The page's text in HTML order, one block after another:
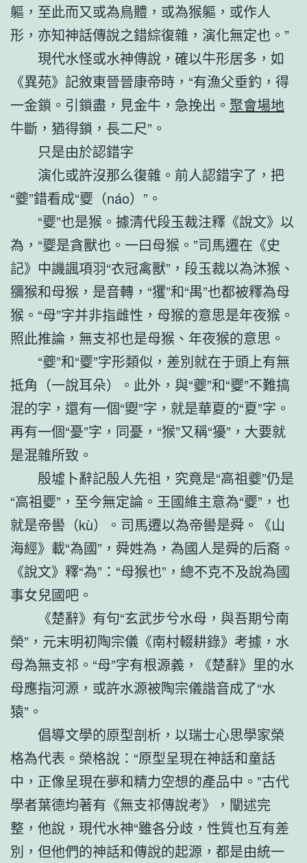
軀，至此而又或為鳥體，或為猴軀，或作人
形，亦知神話傳說之錯綜復雜，演化無定也。”
現代水怪或水神傳說，確以牛形居多，如
《異苑》記敘東晉晉康帝時，“有漁父垂釣，得
一金鎖。引鎖盡，見金牛，急挽出。 聚會場地
牛斷，猶得鎖，長二尺”。
只是由於認錯字
演化或許沒那么復雜。前人認錯字了，把
“夔”錯看成“夒（náo）”。
“夒”也是猴。據清代段玉裁注釋《說文》以
為，“夒是貪獸也。一曰母猴。”司馬遷在《史
記》中譏諷項羽“衣冠禽獸”，段玉裁以為沐猴、
獼猴和母猴，是音轉，“玃”和“禺”也都被釋為母
猴。“母”字并非指雌性，母猴的意思是年夜猴。
照此推論，無支祁也是母猴、年夜猴的意思。
“夔”和“夒”字形類似，差別就在于頭上有無
抵角（一說耳朵）。此外，與“夔”和“夒”不難搞
混的字，還有一個“夓”字，就是華夏的“夏”字。
再有一個“憂”字，同憂，“猴”又稱“獶”，大要就
是混雜所致。
殷墟卜辭記殷人先祖，究竟是“高祖夔”仍是
“高祖夒”，至今無定論。王國維主意為“夒”，也
就是帝嚳（kù）。司馬遷以為帝嚳是舜。《山
海經》載“為國”，舜姓為，為國人是舜的后裔。
《說文》釋“為”：“母猴也”，總不克不及說為國
事女兒國吧。
《楚辭》有句“玄武步兮水母，與吾期兮南
榮”，元末明初陶宗儀《南村輟耕錄》考據，水
母為無支祁。“母”字有根源義，《楚辭》里的水
母應指河源，或許水源被陶宗儀諧音成了“水
猿”。
倡導文學的原型剖析，以瑞士心思學家榮
格為代表。榮格說：“原型呈現在神話和童話
中，正像呈現在夢和精力空想的產品中。”古代
學者葉德均著有《無支祁傳說考》，闡述完
整，他說，現代水神“雖各分歧，性質也互有差
別，但他們的神話和傳說的起源，都是由統一